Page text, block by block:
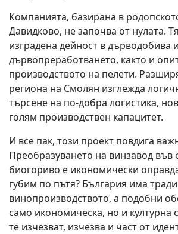
Компанията, базирана в
Давидково, не започва от нулата.
изградена дейност в дърводобива и
дървопреработването, както и
производството на пелети.
региона на Смолян изглежда
търсене на по-добра логистика,
голям производствен капацитет.
И все пак, този проект повдига
Преобразуването на винзавод във
биогориво е икономически
губим по пътя? България има
винопроизводството, а подобни
само икономическа, но и културна
те изчезват, изчезва и част от